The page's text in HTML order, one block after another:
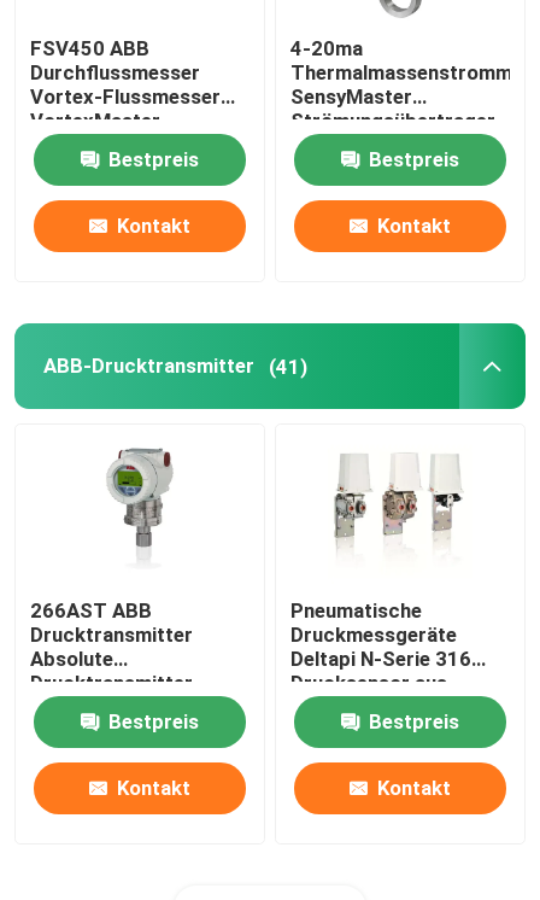
FSV450 ABB
Durchflussmesser
Vortex-Flussmesser
VortexMaster
Bestpreis
Kontakt
4-20ma
SensyMaster
Strömungsübertrager
Vortex FMT200
Bestpreis
Kontakt
ABB-Drucktransmitter (41)
266AST ABB
Drucktransmitter
Absolute
Drucktransmitter
Bestpreis
Kontakt
Pneumatische
Druckmessgeräte
Deltapi N-Serie 316
Drucksensor aus
Edelstahl
Bestpreis
Kontakt